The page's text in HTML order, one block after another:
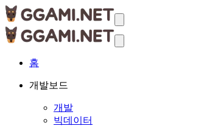
홈
개발보드
개발
빅데이터